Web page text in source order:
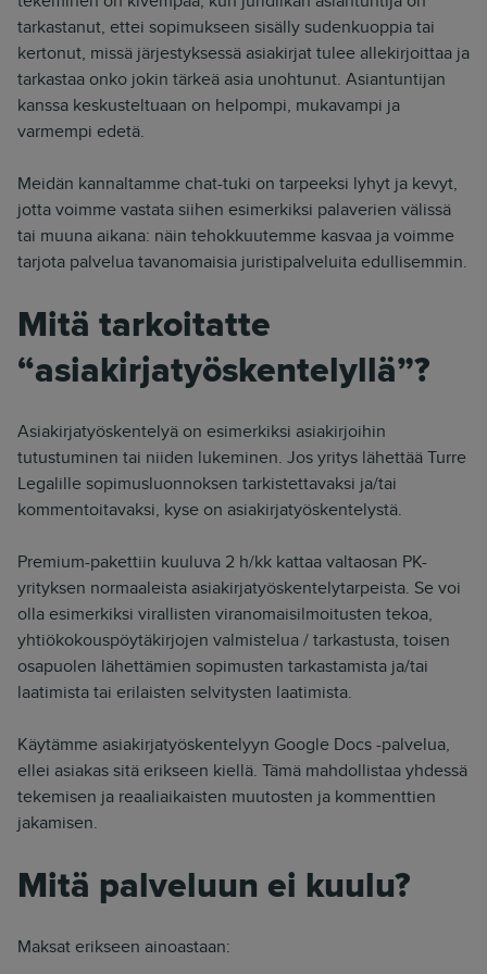
tarkastanut, ettei sopimukseen sisälly sudenkuoppia tai
kertonut, missä järjestyksessä asiakirjat tulee allekirjoittaa ja
tarkastaa onko jokin tärkeä asia unohtunut. Asiantuntijan
kanssa keskusteltuaan on helpompi, mukavampi ja
varmempi edetä.
Meidän kannaltamme chat-tuki on tarpeeksi lyhyt ja kevyt,
jotta voimme vastata siihen esimerkiksi palaverien välissä
tai muuna aikana: näin tehokkuutemme kasvaa ja voimme
tarjota palvelua tavanomaisia juristipalveluita edullisemmin.
Mitä tarkoitatte
“asiakirjatyöskentelyllä”?
Asiakirjatyöskentelyä on esimerkiksi asiakirjoihin
tutustuminen tai niiden lukeminen. Jos yritys lähettää Turre
Legalille sopimusluonnoksen tarkistettavaksi ja/tai
kommentoitavaksi, kyse on asiakirjatyöskentelystä.
Premium-pakettiin kuuluva 2 h/kk kattaa valtaosan PK-
yrityksen normaaleista asiakirjatyöskentelytarpeista. Se voi
olla esimerkiksi virallisten viranomaisilmoitusten tekoa,
yhtiökokouspöytäkirjojen valmistelua / tarkastusta, toisen
osapuolen lähettämien sopimusten tarkastamista ja/tai
laatimista tai erilaisten selvitysten laatimista.
Käytämme asiakirjatyöskentelyyn Google Docs -palvelua,
ellei asiakas sitä erikseen kiellä. Tämä mahdollistaa yhdessä
tekemisen ja reaaliaikaisten muutosten ja kommenttien
jakamisen.
Mitä palveluun ei kuulu?
Maksat erikseen ainoastaan: